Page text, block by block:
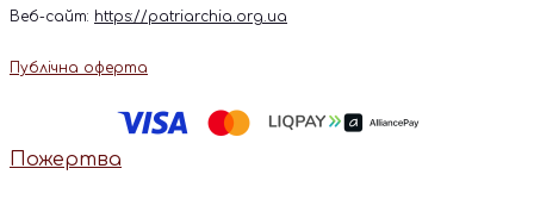
Веб-сайт: https://patriarchia.org.ua
Публічна оферта
Пожертва